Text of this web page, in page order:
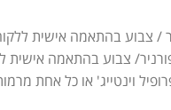
/ צבוע בהתאמה אישית
וינטייג' או כל אחת